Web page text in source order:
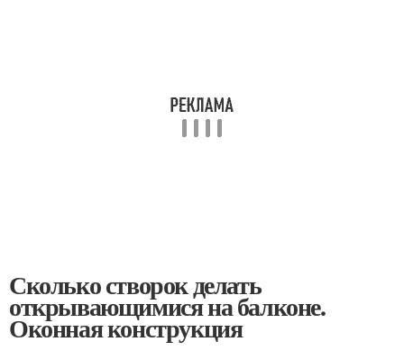
Сколько створок делать
открывающимися на балконе.
Оконная конструкция